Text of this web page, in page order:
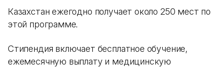
Казахстан ежегодно получает около 250 мест по
этой программе.
Стипендия включает бесплатное обучение,
ежемесячную выплату и медицинскую